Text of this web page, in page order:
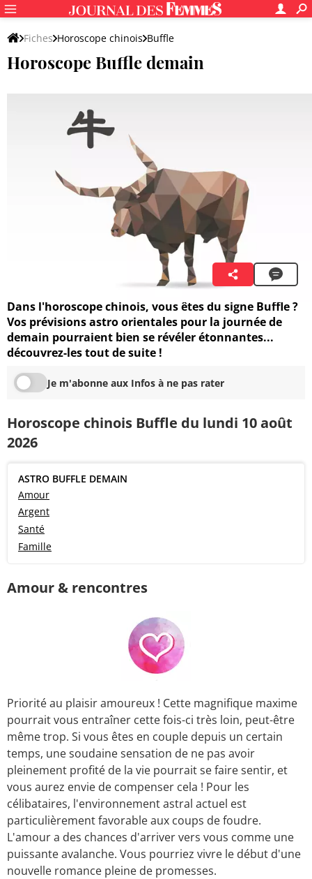
Fiches Horoscope chinois Buffle
Horoscope Buffle demain
Dans l'horoscope chinois, vous êtes du signe Buffle ?
Vos prévisions astro orientales pour la journée de
demain pourraient bien se révéler étonnantes...
découvrez-les tout de suite !
Je m'abonne aux Infos à ne pas rater
Horoscope chinois Buffle du lundi 10 août
2026
ASTRO BUFFLE DEMAIN
Amour
Argent
Santé
Famille
Amour & rencontres
Priorité au plaisir amoureux ! Cette magnifique maxime
pourrait vous entraîner cette fois-ci très loin, peut-être
même trop. Si vous êtes en couple depuis un certain
temps, une soudaine sensation de ne pas avoir
pleinement profité de la vie pourrait se faire sentir, et
vous aurez envie de compenser cela ! Pour les
célibataires, l'environnement astral actuel est
particulièrement favorable aux coups de foudre.
L'amour a des chances d'arriver vers vous comme une
puissante avalanche. Vous pourriez vivre le début d'une
nouvelle romance pleine de promesses.